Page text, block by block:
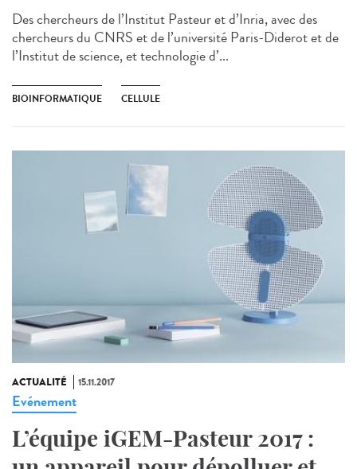
Des chercheurs de l’Institut Pasteur et d’Inria, avec des
chercheurs du CNRS et de l’université Paris-Diderot et de
l’Institut de science, et technologie d’...
BIOINFORMATIQUE CELLULE
ACTUALITÉ 15.11.2017
Evénement
L’équipe iGEM-Pasteur 2017 :